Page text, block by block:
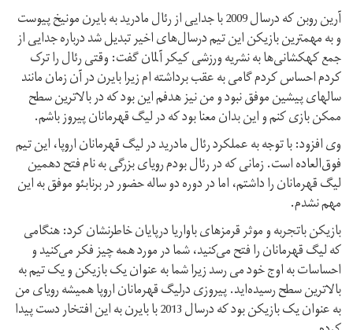
آرین روبن که درسال 2009 با جدایی از رئال مادرید به بایرن مونیخ پیوست
و به مهمترین بازیکن این تیم درسال‌های اخیر تبدیل شد درباره جدایی از
جمع کهکشانی‌ها به نشریه ورزشی کیکر آلمان گفت: وقتی رئال را ترک
کردم احساس کردم گامی به عقب برداشته ام زیرا بایرن در آن زمان مانند
سالهای پیشین موفق نبود و من نیز هدفم این بود که در بالاترین سطح
ممکن بازی کنم و این بدان معنا بود که در لیگ قهرمانان پیروز باشم.
وی افزود: با توجه به عملکرد رئال مادرید در لیگ قهرمانان اروپا، این تیم
فوق‌العاده است. زمانی که در رئال بودم رویای بزرگی به نام فتح دهمین
لیگ قهرمانان را داشتم، اما در دوره دو ساله حضور در برنابئو موفق به این
مهم نشدم.
بازیکن باتجربه و موثر قرمزهای باواریا درپایان خاطرنشان کرد: هنگامی
که لیگ قهرمانان را فتح می‌کنید، شما در مورد همه چیز فکر می‌کنید و
احساسات به اوج خود می رسد زیرا شما به عنوان یک بازیکن و یک تیم به
بالاترین سطح رسیده‌اید. پیروزی درلیگ قهرمانان اروپا همیشه رویای من
به عنوان یک بازیکن بود که درسال 2013 با بایرن به این افتخار دست پیدا